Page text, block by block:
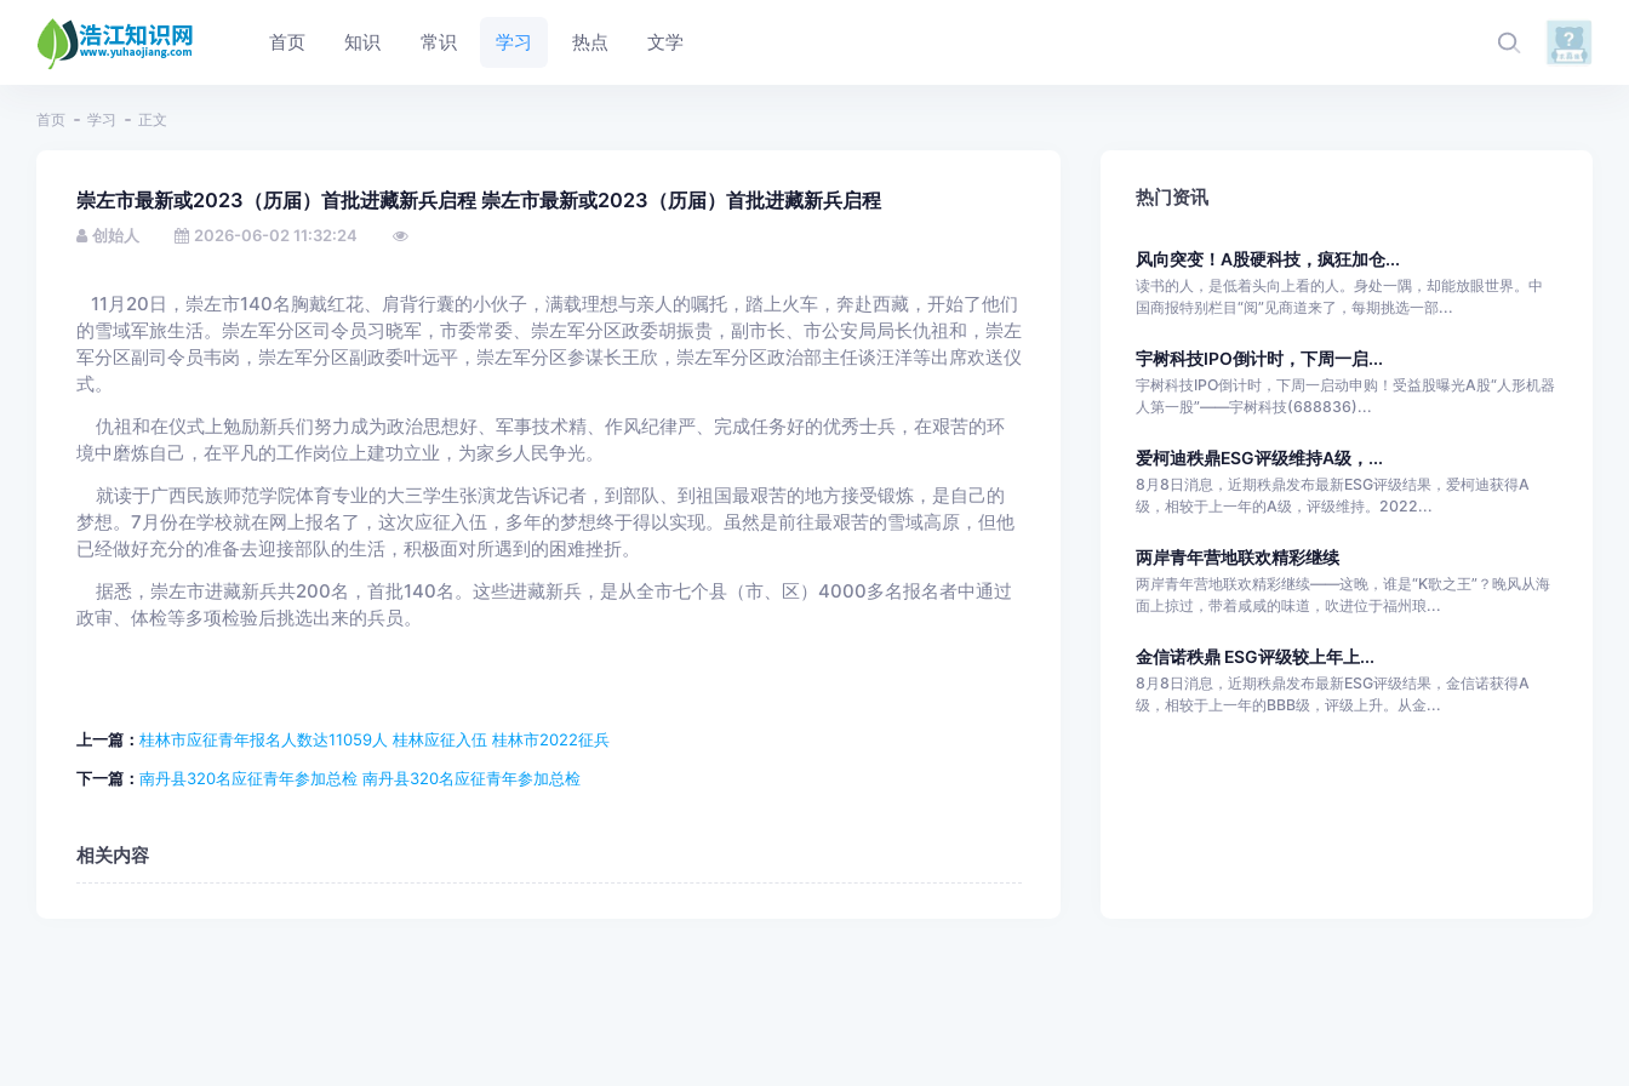
首页 知识 常识 学习 热点 文学
首页 学习 正文
崇左市最新或2023（历届）首批进藏新兵启程 崇左市最新或2023（历届）首批进藏新兵启程
创始人 2026-06-02 11:32:24
11月20日，崇左市140名胸戴红花、肩背行囊的小伙子，满载理想与亲人的嘱托，踏上火车，奔赴西藏，开始了他们
的雪域军旅生活。崇左军分区司令员习晓军，市委常委、崇左军分区政委胡振贵，副市长、市公安局局长仇祖和，崇左
军分区副司令员韦岗，崇左军分区副政委叶远平，崇左军分区参谋长王欣，崇左军分区政治部主任谈汪洋等出席欢送仪
式。
仇祖和在仪式上勉励新兵们努力成为政治思想好、军事技术精、作风纪律严、完成任务好的优秀士兵，在艰苦的环
境中磨炼自己，在平凡的工作岗位上建功立业，为家乡人民争光。
就读于广西民族师范学院体育专业的大三学生张演龙告诉记者，到部队、到祖国最艰苦的地方接受锻炼，是自己的
梦想。7月份在学校就在网上报名了，这次应征入伍，多年的梦想终于得以实现。虽然是前往最艰苦的雪域高原，但他
已经做好充分的准备去迎接部队的生活，积极面对所遇到的困难挫折。
据悉，崇左市进藏新兵共200名，首批140名。这些进藏新兵，是从全市七个县（市、区）4000多名报名者中通过
政审、体检等多项检验后挑选出来的兵员。
上一篇： 桂林市应征青年报名人数达11059人 桂林应征入伍 桂林市2022征兵
下一篇： 南丹县320名应征青年参加总检 南丹县320名应征青年参加总检
相关内容
热门资讯
风向突变！A股硬科技，疯狂加仓...
读书的人，是低着头向上看的人。身处一隅，却能放眼世界。中
国商报特别栏目“阅”见商道来了，每期挑选一部...
宇树科技IPO倒计时，下周一启...
宇树科技IPO倒计时，下周一启动申购！受益股曝光A股“人形机器
人第一股”——宇树科技(688836)...
爱柯迪秩鼎ESG评级维持A级，...
8月8日消息，近期秩鼎发布最新ESG评级结果，爱柯迪获得A
级，相较于上一年的A级，评级维持。2022...
两岸青年营地联欢精彩继续
两岸青年营地联欢精彩继续——这晚，谁是“K歌之王”？晚风从海
面上掠过，带着咸咸的味道，吹进位于福州琅...
金信诺秩鼎 ESG评级较上年上...
8月8日消息，近期秩鼎发布最新ESG评级结果，金信诺获得A
级，相较于上一年的BBB级，评级上升。从金...